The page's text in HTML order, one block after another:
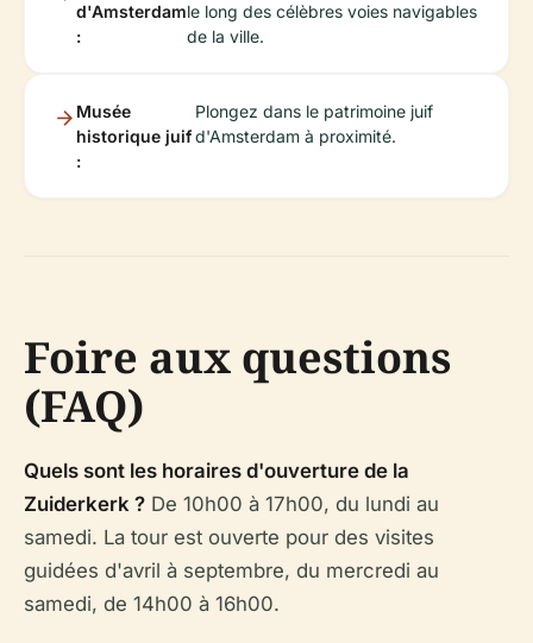
d'Amsterdam
:
le long des célèbres voies navigables
de la ville.
Musée
historique juif
:
Plongez dans le patrimoine juif
d'Amsterdam à proximité.
Foire aux questions
(FAQ)
Quels sont les horaires d'ouverture de la
Zuiderkerk ? De 10h00 à 17h00, du lundi au
samedi. La tour est ouverte pour des visites
guidées d'avril à septembre, du mercredi au
samedi, de 14h00 à 16h00.